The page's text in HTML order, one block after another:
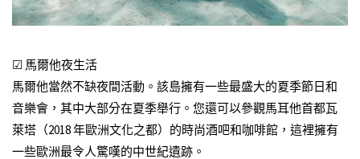
☑ 馬爾他夜生活
馬爾他當然不缺夜間活動。該島擁有一些最盛大的夏季節日和
音樂會，其中大部分在夏季舉行。您還可以參觀馬耳他首都瓦
萊塔（2018 年歐洲文化之都）的時尚酒吧和咖啡館，這裡擁有
一些歐洲最令人驚嘆的中世紀遺跡。